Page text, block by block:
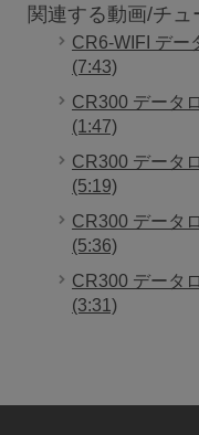
関連する動画/チュ
CR6-WIFI デー
(7:43)
CR300 データ
(1:47)
CR300 データ
(5:19)
CR300 データ
(5:36)
CR300 データ
(3:31)